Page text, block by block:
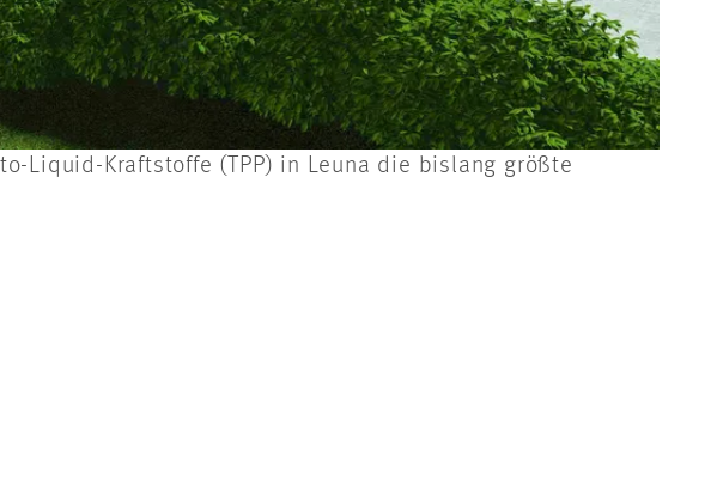
Liquid-Kraftstoffe (TPP) in Leuna die bislang größte